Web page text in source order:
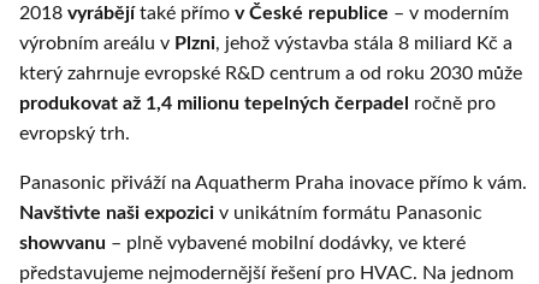
2018 vyrábějítaké přímo v České republice – v moderním
výrobním areálu v Plzni, jehož výstavba stála 8 miliard Kč a
který zahrnuje evropské R&D centrum a od roku 2030 může
produkovat až 1,4 milionu tepelných čerpadel
ročně pro
evropský trh.
Panasonic přiváží na Aquatherm Praha inovace přímo k vám.
Navštivte naši expozici v unikátním formátu Panasonic
showvanu – plně vybavené mobilní dodávky, ve které
představujeme nejmodernější řešení pro HVAC. Na jednom